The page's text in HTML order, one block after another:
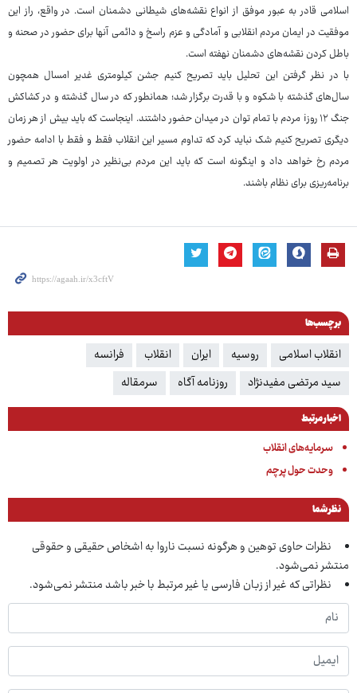
اسلامی قادر به عبور موفق از انواع نقشه‌های شیطانی دشمنان است. در واقع، راز این
موفقیت در ایمان مردم انقلابی و آمادگی و عزم راسخ و دائمی آنها برای حضور در صحنه و
باطل کردن نقشه‌های دشمنان نهفته است.
با در نظر گرفتن این تحلیل باید تصریح کنیم جشن کیلومتری غدیر امسال همچون
سال‌های گذشته با شکوه و با قدرت برگزار شد؛ همانطور که در سال گذشته و در کشاکش
جنگ ۱۲ روزi مردم با تمام توان در میدان حضور داشتند. اینجاست که باید بیش از هر زمان
دیگری تصریح کنیم شک نباید کرد که تداوم مسیر این انقلاب فقط و فقط با ادامه حضور
مردم رخ خواهد داد و اینگونه است که باید این مردم بی‌نظیر در اولویت هر تصمیم و
برنامه‌ریزی برای نظام باشند.
برچسب‌ها
انقلاب اسلامی روسیه ایران انقلاب
فرانسه
سید مرتضی مفیدنژاد
روزنامه آگاه سرمقاله
اخبار مرتبط
سرمایه‌های انقلاب
وحدت حول پرچم
نظر شما
نظرات حاوی توهین و هرگونه نسبت ناروا به اشخاص حقیقی و حقوقی
منتشر نمی‌شود.
نظراتی که غیر از زبان فارسی یا غیر مرتبط با خبر باشد منتشر نمی‌شود.